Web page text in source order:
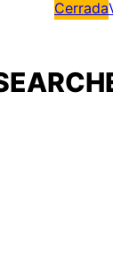
Cerrada